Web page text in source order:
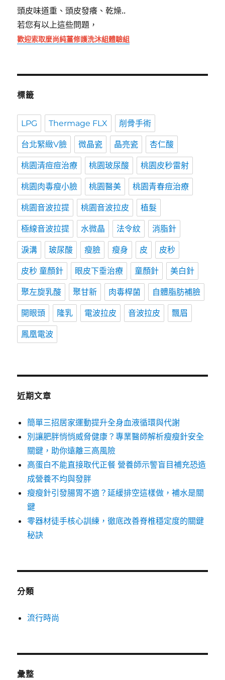
頭皮味道重、頭皮發癢、乾燥..
若您有以上這些問題，
歡迎索取麼尚純薑修護洗沐組體驗組
標籤
LPG Thermage FLX 削骨手術
台北緊緻V臉 微晶瓷 晶亮瓷 杏仁酸
桃園清痘痘治療 桃園玻尿酸 桃園皮秒雷射
桃園肉毒瘦小臉 桃園醫美 桃園青春痘治療
桃園音波拉提 桃園音波拉皮 植髮
極線音波拉提 水微晶 法令紋 消脂針
淚溝 玻尿酸 瘦臉 瘦身 皮 皮秒
皮秒 童顏針 眼皮下垂治療 童顏針 美白針
聚左旋乳酸 聚甘新 肉毒桿菌 自體脂肪補臉
開眼頭 隆乳 電波拉皮 音波拉皮 飄眉
鳳凰電波
近期文章
簡單三招居家運動提升全身血液循環與代謝
別讓肥胖悄悄威脅健康？專業醫師解析瘦瘦針安全
關鍵，助你遠離三高風險
高蛋白不能直接取代正餐 營養師示警盲目補充恐造
成營養不均與發胖
瘦瘦針引發腸胃不適？延緩排空這樣做，補水是關
鍵
零器材徒手核心訓練，徹底改善脊椎穩定度的關鍵
秘訣
分類
流行時尚
彙整